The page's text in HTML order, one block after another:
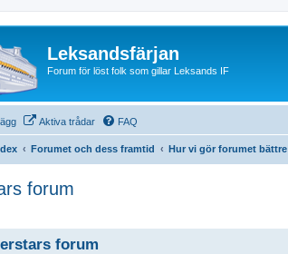
Leksandsfärjan
Forum för löst folk som gillar Leksands IF
Aktiva trådar FAQ
Forumet och dess framtid Hur vi gör forumet bättre
forum
forum